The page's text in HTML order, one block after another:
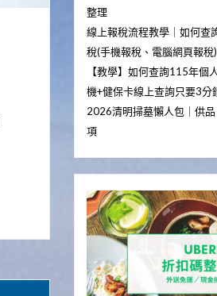
整理
線上報稅流程教學｜如何查
稅(手機報稅、電腦網頁報稅)
【教學】如何查詢115年個
機+健保卡線上查詢只要3分
2026清明掃墓懶人包｜供
項